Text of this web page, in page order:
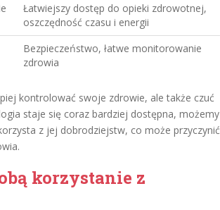
Łatwiejszy dostęp do opieki zdrowotnej,
oszczędność czasu i energii
Bezpieczeństwo, łatwe monitorowanie
zdrowia
kontrolować swoje zdrowie, ale także czuć
staje się coraz bardziej dostępna, możemy
z jej dobrodziejstw, co może przyczynić
korzystanie z